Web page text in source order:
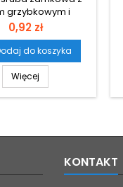
grzybkowym i
ze stali
A2 Średnica
łba: 20,65
łba: 4,88 Długość
5,6
Cena
0,92 zł
do koszyka
Więcej
KONTAKT